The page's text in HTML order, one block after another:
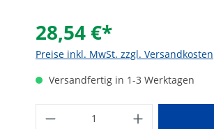
28,54 €*
Preise inkl. MwSt. zzgl. Versandkosten
Versandfertig in 1-3 Werktagen
Produkt Anzahl: Gib